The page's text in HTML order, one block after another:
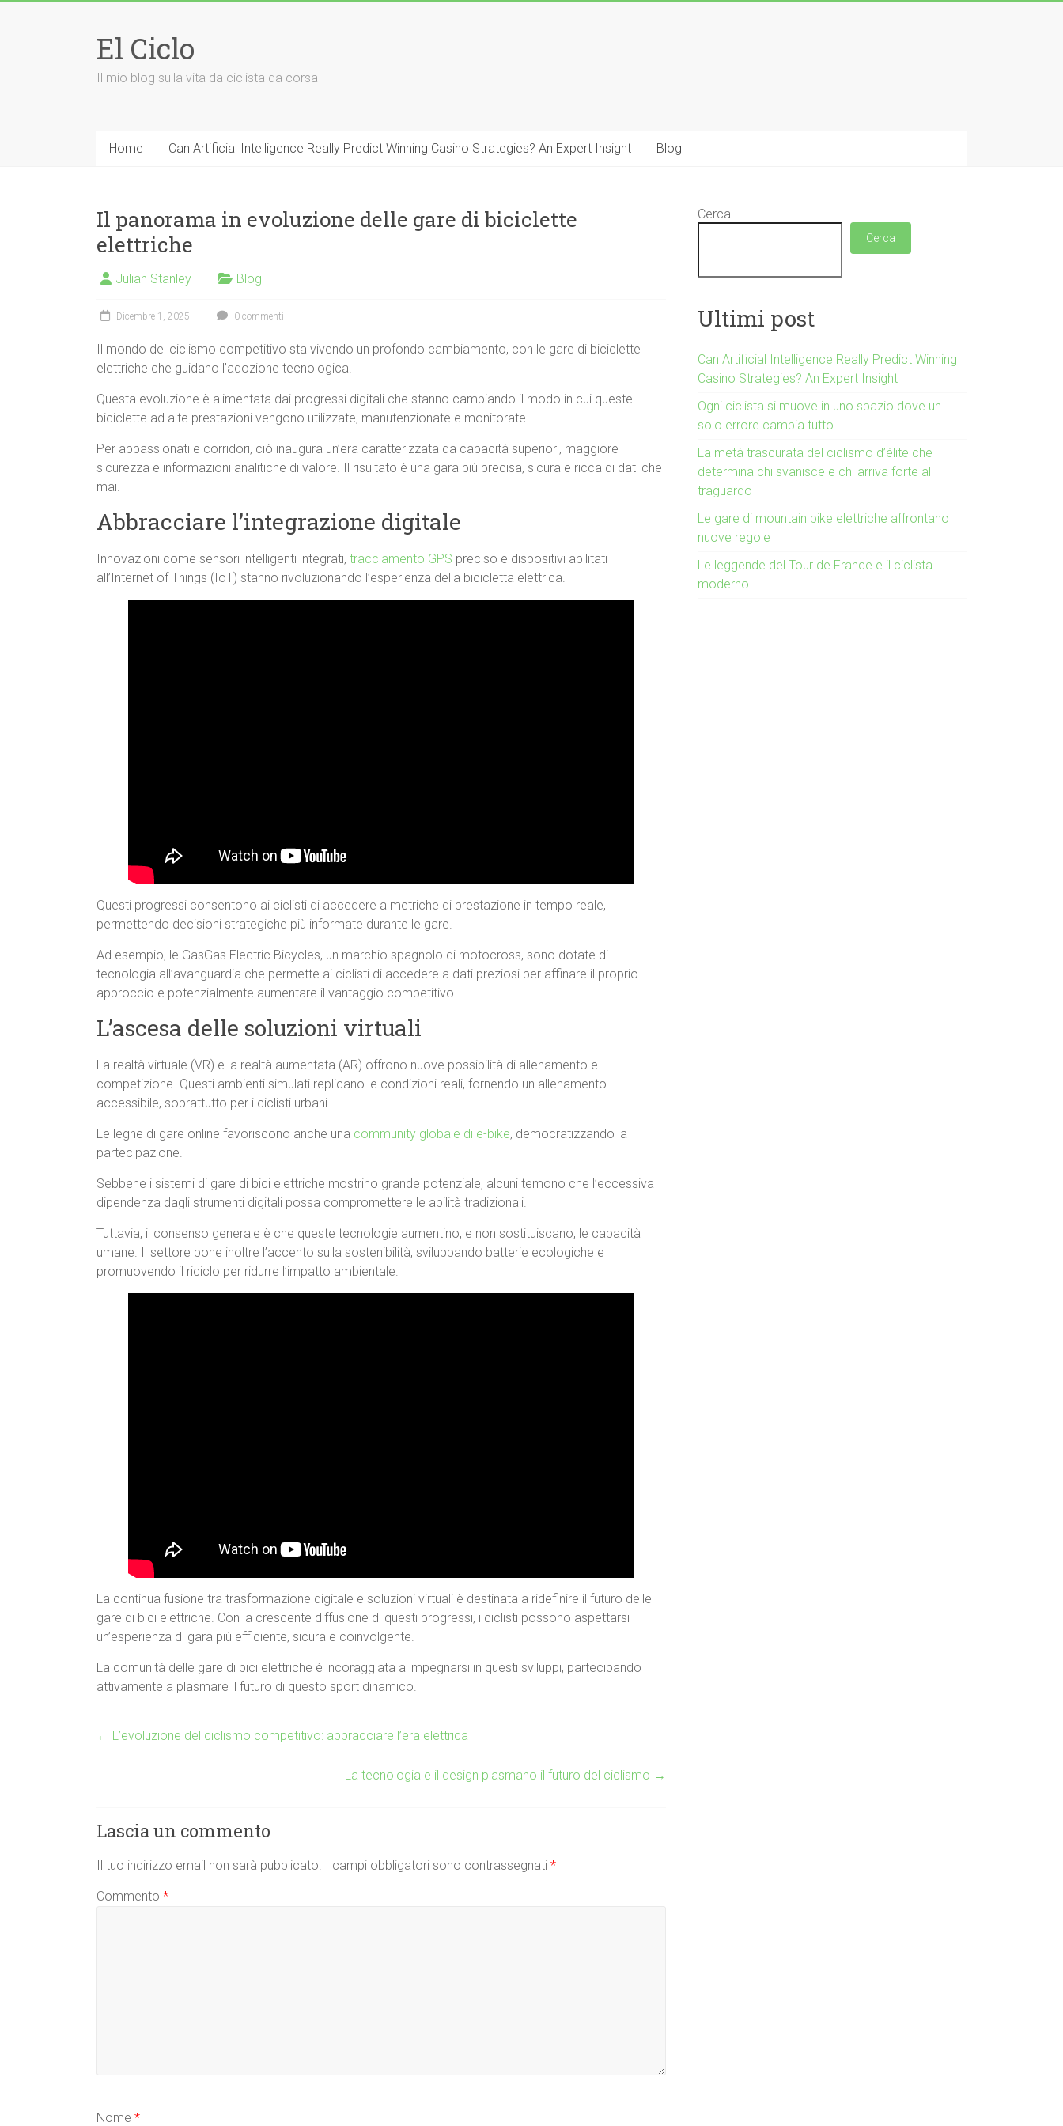
El Ciclo
Il mio blog sulla vita da ciclista da corsa
Home Can Artificial Intelligence Really Predict Winning Casino Strategies? An Expert Insight Blog
Il panorama in evoluzione delle gare di biciclette
elettriche
Julian Stanley Blog
Dicembre 1, 2025 0 commenti
Il mondo del ciclismo competitivo sta vivendo un profondo cambiamento, con le gare di biciclette
elettriche che guidano l’adozione tecnologica.
Questa evoluzione è alimentata dai progressi digitali che stanno cambiando il modo in cui queste
biciclette ad alte prestazioni vengono utilizzate, manutenzionate e monitorate.
Per appassionati e corridori, ciò inaugura un’era caratterizzata da capacità superiori, maggiore
sicurezza e informazioni analitiche di valore. Il risultato è una gara più precisa, sicura e ricca di dati che
mai.
Abbracciare l’integrazione digitale
Innovazioni come sensori intelligenti integrati, tracciamento GPS preciso e dispositivi abilitati
all’Internet of Things (IoT) stanno rivoluzionando l’esperienza della bicicletta elettrica.
Questi progressi consentono ai ciclisti di accedere a metriche di prestazione in tempo reale,
permettendo decisioni strategiche più informate durante le gare.
Ad esempio, le GasGas Electric Bicycles, un marchio spagnolo di motocross, sono dotate di
tecnologia all’avanguardia che permette ai ciclisti di accedere a dati preziosi per affinare il proprio
approccio e potenzialmente aumentare il vantaggio competitivo.
L’ascesa delle soluzioni virtuali
La realtà virtuale (VR) e la realtà aumentata (AR) offrono nuove possibilità di allenamento e
competizione. Questi ambienti simulati replicano le condizioni reali, fornendo un allenamento
accessibile, soprattutto per i ciclisti urbani.
Le leghe di gare online favoriscono anche una community globale di e-bike, democratizzando la
partecipazione.
Sebbene i sistemi di gare di bici elettriche mostrino grande potenziale, alcuni temono che l’eccessiva
dipendenza dagli strumenti digitali possa compromettere le abilità tradizionali.
Tuttavia, il consenso generale è che queste tecnologie aumentino, e non sostituiscano, le capacità
umane. Il settore pone inoltre l’accento sulla sostenibilità, sviluppando batterie ecologiche e
promuovendo il riciclo per ridurre l’impatto ambientale.
La continua fusione tra trasformazione digitale e soluzioni virtuali è destinata a ridefinire il futuro delle
gare di bici elettriche. Con la crescente diffusione di questi progressi, i ciclisti possono aspettarsi
un’esperienza di gara più efficiente, sicura e coinvolgente.
La comunità delle gare di bici elettriche è incoraggiata a impegnarsi in questi sviluppi, partecipando
attivamente a plasmare il futuro di questo sport dinamico.
← L’evoluzione del ciclismo competitivo: abbracciare l’era elettrica
La tecnologia e il design plasmano il futuro del ciclismo →
Lascia un commento
Il tuo indirizzo email non sarà pubblicato. I campi obbligatori sono contrassegnati *
Commento *
Nome *
Cerca
Cerca
Ultimi post
Can Artificial Intelligence Really Predict Winning
Casino Strategies? An Expert Insight
Ogni ciclista si muove in uno spazio dove un
solo errore cambia tutto
La metà trascurata del ciclismo d’élite che
determina chi svanisce e chi arriva forte al
traguardo
Le gare di mountain bike elettriche affrontano
nuove regole
Le leggende del Tour de France e il ciclista
moderno